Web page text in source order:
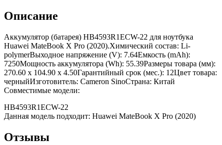
Описание
Аккумулятор (батарея) HB4593R1ECW-22 для ноутбука
Huawei MateBook X Pro (2020).Химический состав: Li-
polymerВыходное напряжение (V): 7.64Емкость (mAh):
7250Мощность аккумулятора (Wh): 55.39Размеры товара (мм):
270.60 x 104.90 x 4.50Гарантийный срок (мес.): 12Цвет товара:
черныйИзготовитель: Cameron SinoСтрана: Китай
Совместимые модели:
HB4593R1ECW-22
Данная модель подходит: Huawei MateBook X Pro (2020)
Отзывы